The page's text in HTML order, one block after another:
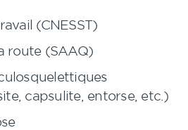
(CNESST)
route (SAAQ)
capsulite, entorse, etc.)